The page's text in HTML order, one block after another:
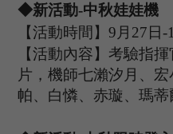
◆新活動-中秋娃娃機
【活動時間】9 月 27 日-
【活動內容】考驗指
片，機師七瀨汐月、
帕、白憐、赤璇、瑪